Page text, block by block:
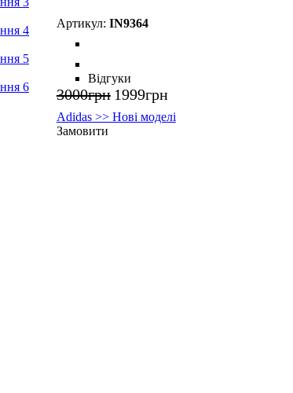
IN9364
Відгуки
3000грн 1999грн
Adidas >> Нові моделі
Замовити